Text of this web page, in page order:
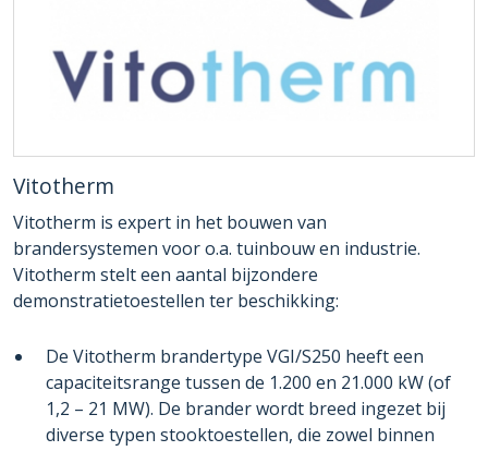
Vitotherm
Vitotherm is expert in het bouwen van
brandersystemen voor o.a. tuinbouw en industrie.
Vitotherm stelt een aantal bijzondere
demonstratietoestellen ter beschikking:
De Vitotherm brandertype VGI/S250 heeft een
capaciteitsrange tussen de 1.200 en 21.000 kW (of
1,2 – 21 MW). De brander wordt breed ingezet bij
diverse typen stooktoestellen, die zowel binnen